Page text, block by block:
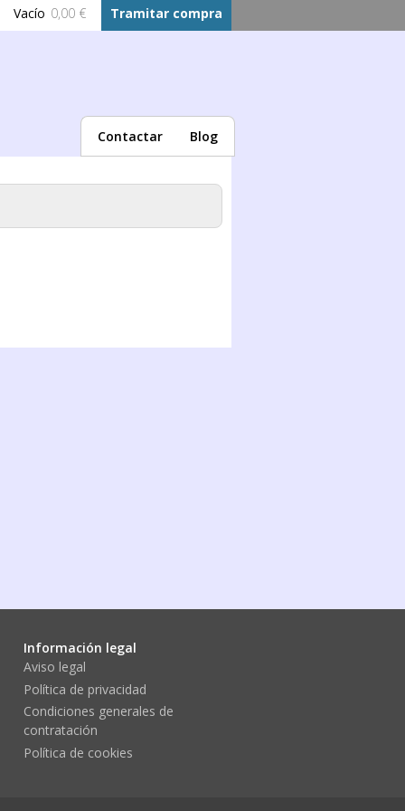
Vacío 0,00 € Tramitar compra
Contactar Blog
Información legal
Aviso legal
Política de privacidad
Condiciones generales de
contratación
Política de cookies